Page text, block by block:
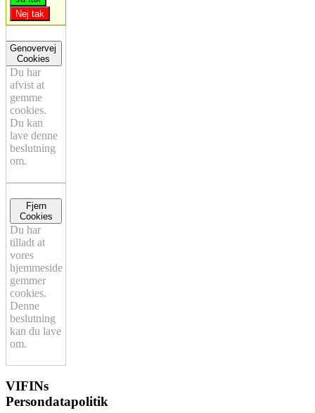
Nej tak
Genovervej
Cookies
Du har
afvist at
gemme
cookies.
Du kan
lave denne
beslutning
om.
Fjern
Cookies
Du har
tilladt at
vores
hjemmeside
gemmer
cookies.
Denne
beslutning
kan du lave
om.
VIFINs
Persondatapolitik